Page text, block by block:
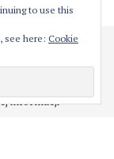
MAIL
ten
wpisach
jej
problemem,
z poziomu
informacji
to use this
see here: Cookie